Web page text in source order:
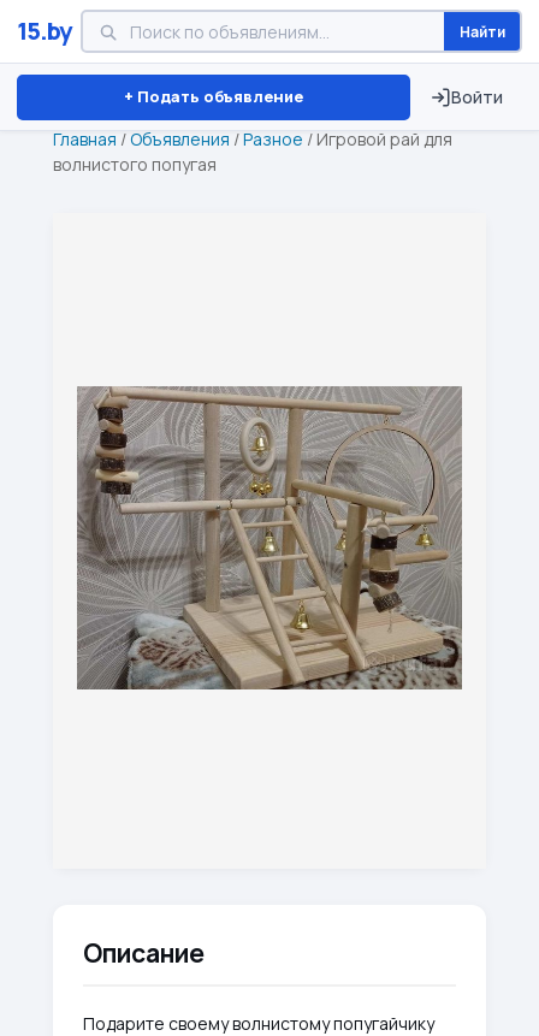
15.by Найти
+ Подать объявление Войти
Минск Витебск Брест ⏱ ТОЛЬКО 15 ДНЕЙ
Главная /Объявления /Разное / Игровой рай для
волнистого попугая
Описание
Подарите своему волнистому попугайчику